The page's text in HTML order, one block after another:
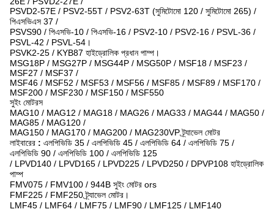
PSVD2-57E / PSV2-55T / PSV2-63T (সুমিটোমো 120 / সুমিটোমো 265) /
পিএসভিএস 37 /
PSVS90 / পিএসভি-10 / পিএসভি-16 / PSV2-10 / PSV2-16 / PSVL-36 /
PSVL-42 / PSVL-54।
PSVK2-25 / KYB87 হাইড্রোলিক প্রধান পাম্প।
MSG18P / MSG27P / MSG44P / MSG50P / MSF18 / MSF23 /
MSF27 / MSF37 /
MSF46 / MSF52 / MSF53 / MSF56 / MSF85 / MSF89 / MSF170 /
MSF200 / MSF230 / MSF150 / MSF550
সুইং মোটরস
MAG10 / MAG12 / MAG18 / MAG26 / MAG33 / MAG44 / MAG50 /
MAG85 / MAG120 /
MAG150 / MAG170 / MAG200 / MAG230VP ট্র্যাভেল মোটর
লাইবারের : এলপিভিডি 35 / এলপিভিডি 45 / এলপিভিডি 64 / এলপিভিডি 75 /
এলপিভিডি 90 / এলপিভিডি 100 / এলপিভিডি 125
/ LPVD140 / LPVD165 / LPVD225 / LPVD250 / DPVP108 হাইড্রোলিক
পাম্প
FMV075 / FMV100 / 944B সুইং মোটর ors
FMF225 / FMF250 ট্র্যাভেল মোটর।
LMF45 / LMF64 / LMF75 / LMF90 / LMF125 / LMF140